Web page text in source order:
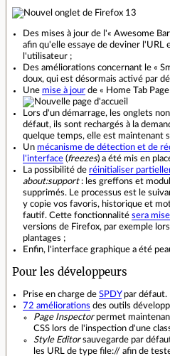
Des mises à jour de l'« Awesome
afin qu'elle essaye de deviner l'URL
l'utilisateur ;
Des améliorations concernant le «
doux, qui est désormais activé par
Une mise à jour de « Home Tab
Lors d'un démarrage, les onglets
défaut, ils sont rechargés à la
quelque temps, elle est maintenant
Un mécanisme de détection et de
l'interface (freezes) a été mis en
La possibilité de réinitialiser
about:support: les greffons et
supprimés. Le processus est le
y copie vos favoris, historique et
fautif. Cette fonctionnalité sera
versions de Firefox, par exemple
plantages ;
Enfin, l'interface graphique a été
Pour les développeurs
Prise en charge de SPDYpar défaut.
72 améliorations des outils
Page Inspectorpermet
CSS lors de l'inspection d'une
Style Editorsauvegarde par
les URL de type file:// afin de